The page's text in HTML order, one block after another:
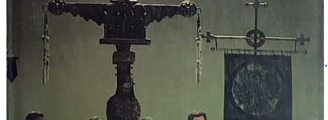
LJEKOVITO BILJE I ZDRAVLJE
MITOLOGIJA
POVIJEST I PUBLICISTIKA
PRIRODNE ZNANOSTI
PSIHOLOGIJA, POPULARNA PSIHOLOGIJA,
ALTERNATIVA
RAZNO
RELIGIJA
OD RJEČNIKA